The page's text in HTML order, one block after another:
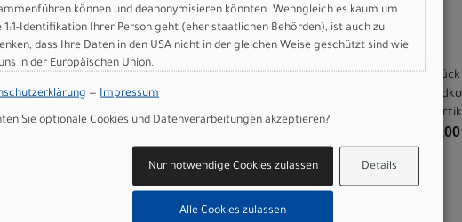
anfragen!
Art.Nr. 94426-5349
Metallic Fade/Smoke
pro Stück
können und deanonymisieren könnten. Wenngleich es kaum um
1:1-Identifikation Ihrer Person geht (eher staatlichen Behörden), ist auch zu
dass Ihre Daten in den USA nicht in der gleichen Weise geschützt sind wie
in der Europäischen Union.
— Impressum
Sie optionale Cookies und Datenverarbeitungen akzeptieren?
Details
Nur notwendige Cookies zulassen
Alle Cookies zulassen